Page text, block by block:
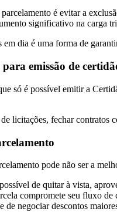
é evitar a
significativo na carga
em dia é uma forma de
emissão de
só é possível emitir a
licitações, fechar contratos
pode não ser a
de quitar à vista,
compromete seu fluxo de
de negociar descontos